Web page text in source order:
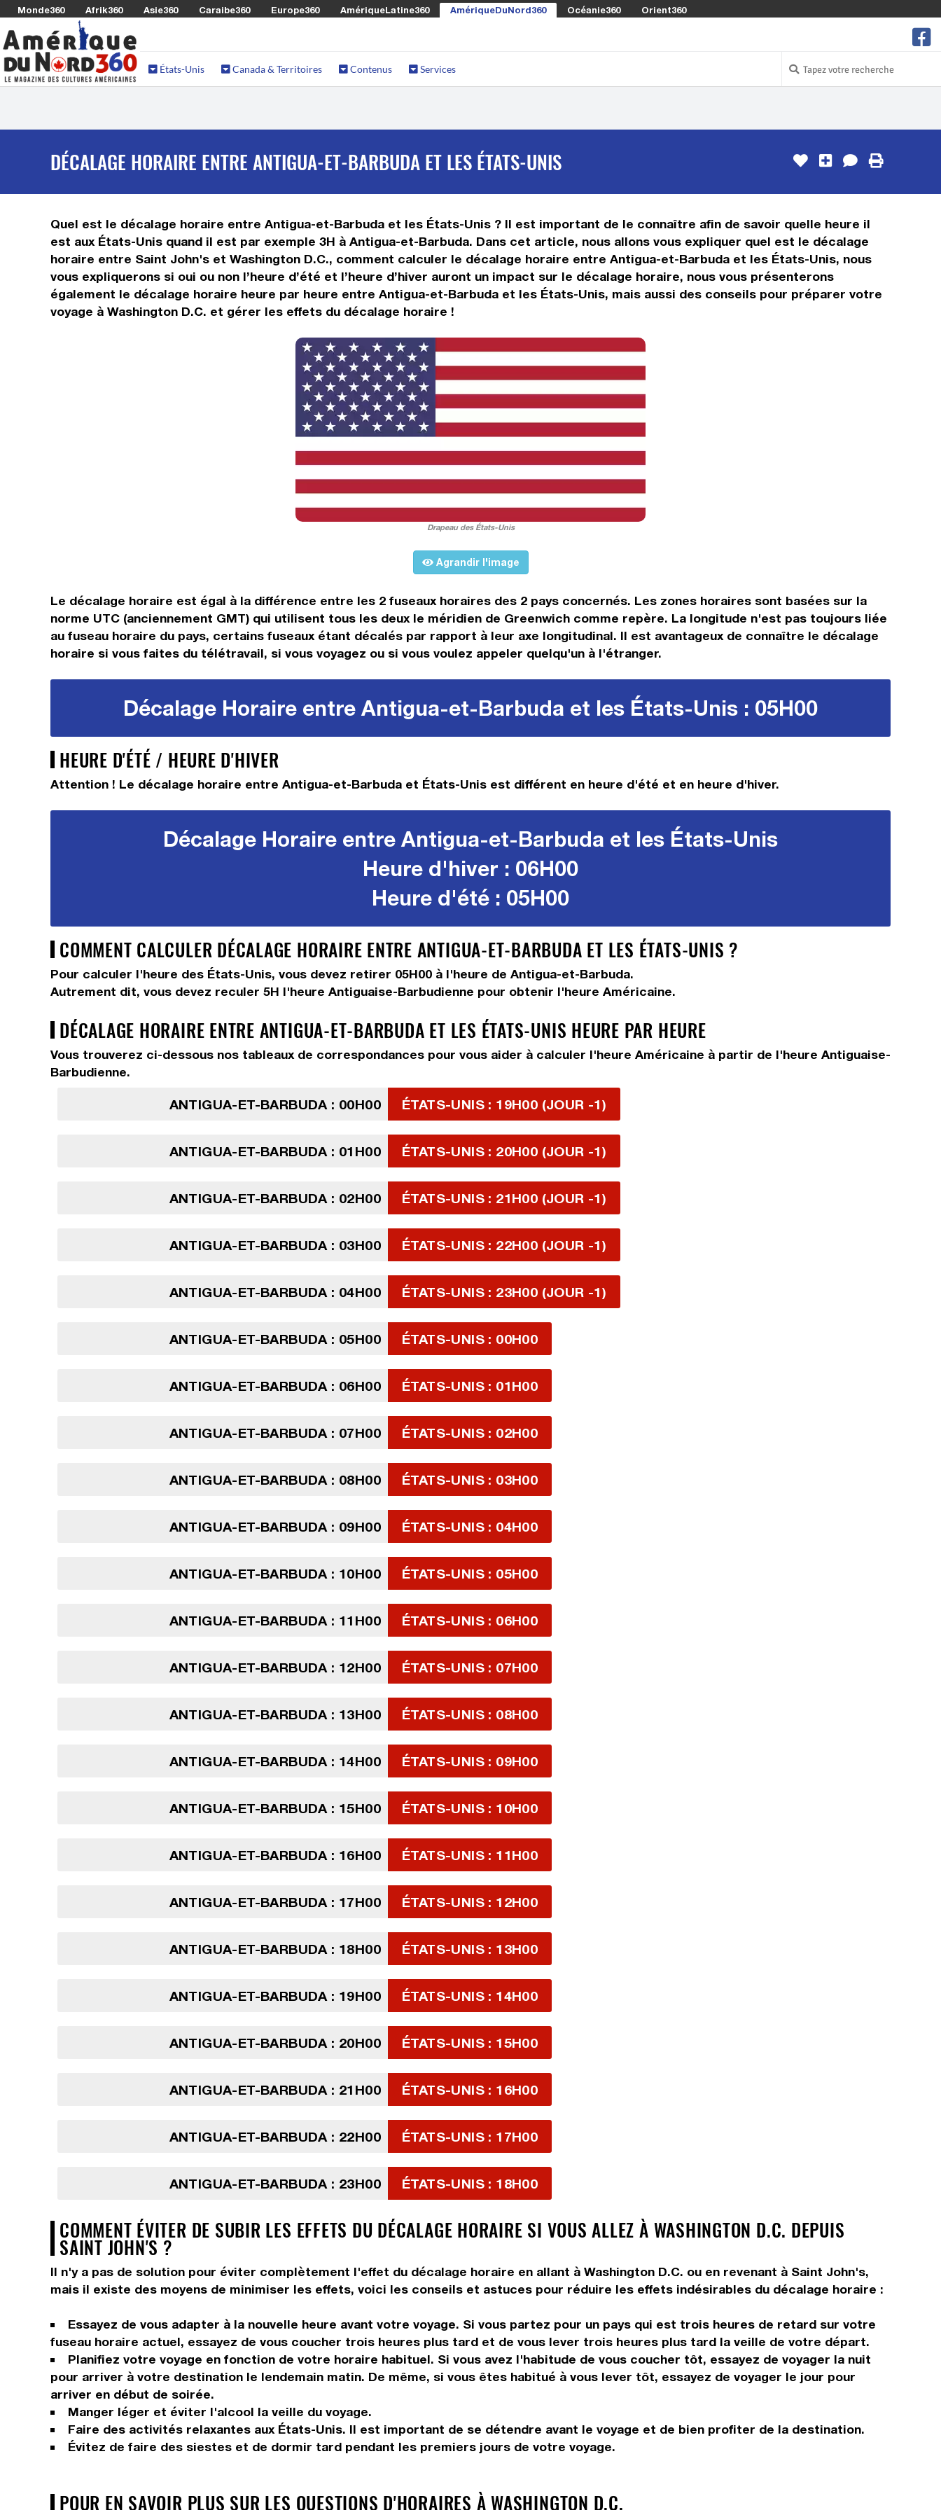
Monde360 Afrik360 Asie360 Caraibe360 Europe360 AmériqueLatine360 AmériqueDuNord360 Océanie360 Orient360
États-Unis Canada & Territoires Contenus Services
DÉCALAGE HORAIRE ENTRE ANTIGUA-ET-BARBUDA ET LES ÉTATS-UNIS
Quel est le décalage horaire entre Antigua-et-Barbuda et les États-Unis ? Il est important de le connaître afin de savoir quelle heure il
est aux États-Unis quand il est par exemple 3H à Antigua-et-Barbuda. Dans cet article, nous allons vous expliquer quel est le décalage
horaire entre Saint John's et Washington D.C., comment calculer le décalage horaire entre Antigua-et-Barbuda et les États-Unis, nous
vous expliquerons si oui ou non l’heure d’été et l’heure d’hiver auront un impact sur le décalage horaire, nous vous présenterons
également le décalage horaire heure par heure entre Antigua-et-Barbuda et les États-Unis, mais aussi des conseils pour préparer votre
voyage à Washington D.C. et gérer les effets du décalage horaire !
Drapeau des États-Unis
Agrandir l'image
Le décalage horaire est égal à la différence entre les 2 fuseaux horaires des 2 pays concernés. Les zones horaires sont basées sur la
norme UTC (anciennement GMT) qui utilisent tous les deux le méridien de Greenwich comme repère. La longitude n'est pas toujours liée
au fuseau horaire du pays, certains fuseaux étant décalés par rapport à leur axe longitudinal. Il est avantageux de connaître le décalage
horaire si vous faites du télétravail, si vous voyagez ou si vous voulez appeler quelqu'un à l'étranger.
Décalage Horaire entre Antigua-et-Barbuda et les États-Unis : 05H00
HEURE D'ÉTÉ / HEURE D'HIVER
Attention ! Le décalage horaire entre Antigua-et-Barbuda et États-Unis est différent en heure d'été et en heure d'hiver.
Décalage Horaire entre Antigua-et-Barbuda et les États-Unis
Heure d'hiver : 06H00
Heure d'été : 05H00
COMMENT CALCULER DÉCALAGE HORAIRE ENTRE ANTIGUA-ET-BARBUDA ET LES ÉTATS-UNIS ?
Pour calculer l'heure des États-Unis, vous devez retirer 05H00 à l'heure de Antigua-et-Barbuda.
Autrement dit, vous devez reculer 5H l'heure Antiguaise-Barbudienne pour obtenir l'heure Américaine.
DÉCALAGE HORAIRE ENTRE ANTIGUA-ET-BARBUDA ET LES ÉTATS-UNIS HEURE PAR HEURE
Vous trouverez ci-dessous nos tableaux de correspondances pour vous aider à calculer l'heure Américaine à partir de l'heure Antiguaise-
Barbudienne.
ANTIGUA-ET-BARBUDA : 00H00 ÉTATS-UNIS : 19H00 (JOUR -1)
ANTIGUA-ET-BARBUDA : 01H00 ÉTATS-UNIS : 20H00 (JOUR -1)
ANTIGUA-ET-BARBUDA : 02H00 ÉTATS-UNIS : 21H00 (JOUR -1)
ANTIGUA-ET-BARBUDA : 03H00 ÉTATS-UNIS : 22H00 (JOUR -1)
ANTIGUA-ET-BARBUDA : 04H00 ÉTATS-UNIS : 23H00 (JOUR -1)
ANTIGUA-ET-BARBUDA : 05H00 ÉTATS-UNIS : 00H00
ANTIGUA-ET-BARBUDA : 06H00 ÉTATS-UNIS : 01H00
ANTIGUA-ET-BARBUDA : 07H00 ÉTATS-UNIS : 02H00
ANTIGUA-ET-BARBUDA : 08H00 ÉTATS-UNIS : 03H00
ANTIGUA-ET-BARBUDA : 09H00 ÉTATS-UNIS : 04H00
ANTIGUA-ET-BARBUDA : 10H00 ÉTATS-UNIS : 05H00
ANTIGUA-ET-BARBUDA : 11H00 ÉTATS-UNIS : 06H00
ANTIGUA-ET-BARBUDA : 12H00 ÉTATS-UNIS : 07H00
ANTIGUA-ET-BARBUDA : 13H00 ÉTATS-UNIS : 08H00
ANTIGUA-ET-BARBUDA : 14H00 ÉTATS-UNIS : 09H00
ANTIGUA-ET-BARBUDA : 15H00 ÉTATS-UNIS : 10H00
ANTIGUA-ET-BARBUDA : 16H00 ÉTATS-UNIS : 11H00
ANTIGUA-ET-BARBUDA : 17H00 ÉTATS-UNIS : 12H00
ANTIGUA-ET-BARBUDA : 18H00 ÉTATS-UNIS : 13H00
ANTIGUA-ET-BARBUDA : 19H00 ÉTATS-UNIS : 14H00
ANTIGUA-ET-BARBUDA : 20H00 ÉTATS-UNIS : 15H00
ANTIGUA-ET-BARBUDA : 21H00 ÉTATS-UNIS : 16H00
ANTIGUA-ET-BARBUDA : 22H00 ÉTATS-UNIS : 17H00
ANTIGUA-ET-BARBUDA : 23H00 ÉTATS-UNIS : 18H00
COMMENT ÉVITER DE SUBIR LES EFFETS DU DÉCALAGE HORAIRE SI VOUS ALLEZ À WASHINGTON D.C. DEPUIS
SAINT JOHN'S ?
Il n'y a pas de solution pour éviter complètement l'effet du décalage horaire en allant à Washington D.C. ou en revenant à Saint John's,
mais il existe des moyens de minimiser les effets, voici les conseils et astuces pour réduire les effets indésirables du décalage horaire :
Essayez de vous adapter à la nouvelle heure avant votre voyage. Si vous partez pour un pays qui est trois heures de retard sur votre
fuseau horaire actuel, essayez de vous coucher trois heures plus tard et de vous lever trois heures plus tard la veille de votre départ.
Planifiez votre voyage en fonction de votre horaire habituel. Si vous avez l'habitude de vous coucher tôt, essayez de voyager la nuit
pour arriver à votre destination le lendemain matin. De même, si vous êtes habitué à vous lever tôt, essayez de voyager le jour pour
arriver en début de soirée.
Manger léger et éviter l'alcool la veille du voyage.
Faire des activités relaxantes aux États-Unis. Il est important de se détendre avant le voyage et de bien profiter de la destination.
Évitez de faire des siestes et de dormir tard pendant les premiers jours de votre voyage.
POUR EN SAVOIR PLUS SUR LES QUESTIONS D'HORAIRES À WASHINGTON D.C.